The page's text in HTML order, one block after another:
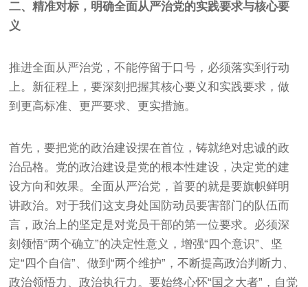
二、精准对标，明确全面从严治党的实践要求与核心要
义
推进全面从严治党，不能停留于口号，必须落实到行动
上。新征程上，要深刻把握其核心要义和实践要求，做
到更高标准、更严要求、更实措施。
首先，要把党的政治建设摆在首位，铸就绝对忠诚的政
治品格。党的政治建设是党的根本性建设，决定党的建
设方向和效果。全面从严治党，首要的就是要旗帜鲜明
讲政治。对于我们这支身处国防动员要害部门的队伍而
言，政治上的坚定是对党员干部的第一位要求。必须深
刻领悟“两个确立”的决定性意义，增强“四个意识”、坚
定“四个自信”、做到“两个维护”，不断提高政治判断力、
政治领悟力、政治执行力。要始终心怀“国之大者”，自觉